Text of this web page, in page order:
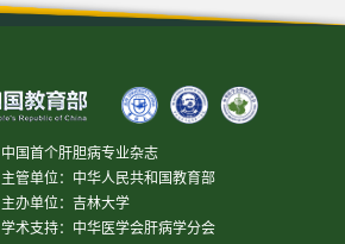
中国首个肝胆病专业杂志
主管单位：中华人民共和国教育部
主办单位：吉林大学
学术支持：中华医学会肝病学分会